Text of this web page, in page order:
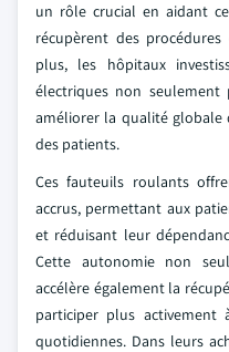
un rôle crucial en aidant
récupèrent des
plus, les hôpitaux
électriques non
améliorer la qualité globale
des patients.
Ces fauteuils roulants
accrus, permettant aux
et réduisant leur
Cette autonomie non
accélère également la
participer plus
quotidiennes. Dans leurs